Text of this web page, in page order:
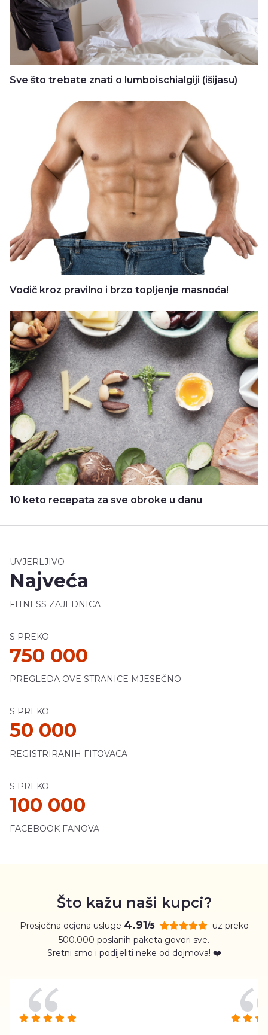
Sve što trebate znati o lumboischialgiji (išijasu)
Vodič kroz pravilno i brzo topljenje masnoća!
10 keto recepata za sve obroke u danu
UVJERLJIVO
Najveća
FITNESS ZAJEDNICA
S PREKO
750 000
PREGLEDA OVE STRANICE MJESEČNO
S PREKO
50 000
REGISTRIRANIH FITOVACA
S PREKO
100 000
FACEBOOK FANOVA
Što kažu naši kupci?
Prosječna ocjena usluge 4.91/5
uz preko
500.000 poslanih paketa govori sve.
Sretni smo i podijeliti neke od dojmova! ❤️